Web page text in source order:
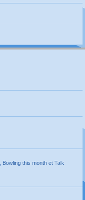
this month et Talk